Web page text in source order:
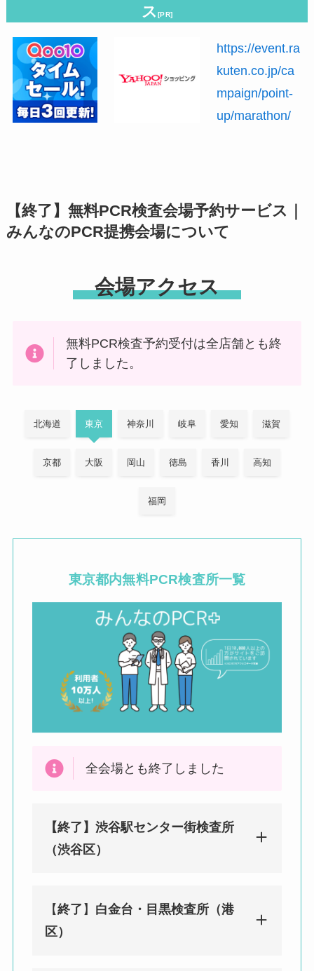
ス[PR]
https://event.ra
kuten.co.jp/ca
mpaign/point-
up/marathon/
【終了】無料PCR検査会場予約サービス｜
みんなのPCR提携会場について
会場アクセス
無料PCR検査予約受付は全店舗とも終
了しました。
北海道 東京 神奈川 岐阜 愛知 滋賀
京都 大阪 岡山 徳島 香川 高知
福岡
東京都内無料PCR検査所一覧
全会場とも終了しました
【終了】渋谷駅センター街検査所
（渋谷区）
【終了 】 白金台・目黒検査所（港
区）